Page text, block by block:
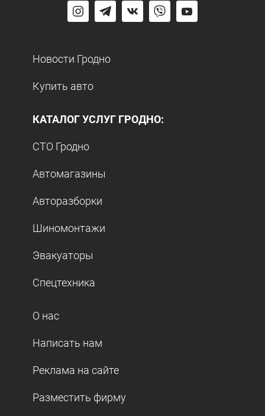
Новости Гродно
Купить авто
КАТАЛОГ УСЛУГ ГРОДНО:
СТО Гродно
Автомагазины
Авторазборки
Шиномонтажи
Эвакуаторы
Спецтехника
О нас
Написать нам
Реклама на сайте
Разместить фирму